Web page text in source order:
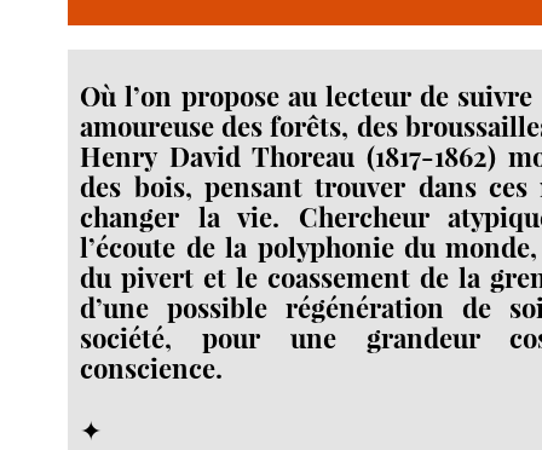
Où l’on propose au lecteur de
amoureuse des forêts, des
Henry David Thoreau (1817-1862)
des bois, pensant trouver dans ces
changer la vie. Chercheur
l’écoute de la polyphonie du
du pivert et le coassement de la
d’une possible régénération de
société, pour une grandeur
conscience.
✦